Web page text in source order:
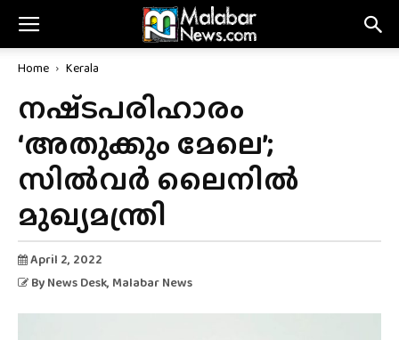
Home Kerala
നഷ്‌ടപരിഹാരം
‘അതുക്കും മേലെ’;
സിൽവർ ലൈനിൽ
മുഖ്യമന്ത്രി
April 2, 2022
By News Desk, Malabar News